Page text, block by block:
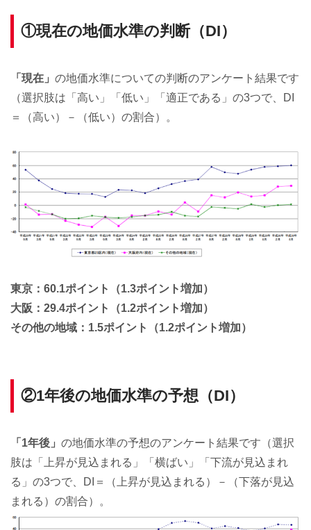
①現在の地価水準の判断（DI）
「現在」 の地価水準についての判断のアンケート結果です
（選択肢は「高い」「低い」「適正である」の3つで、DI
＝（高い）－（低い）の割合）。
東京：60.1ポイント（1.3ポイント増加）
大阪：29.4ポイント（1.2ポイント増加）
その他の地域：1.5ポイント（1.2ポイント増加）
②1年後の地価水準の予想（DI）
「1年後」 の地価水準の予想のアンケート結果です（選択
肢は「上昇が見込まれる」「横ばい」「下流が見込まれ
る」の3つで、DI＝（上昇が見込まれる）－（下落が見込
まれる）の割合）。